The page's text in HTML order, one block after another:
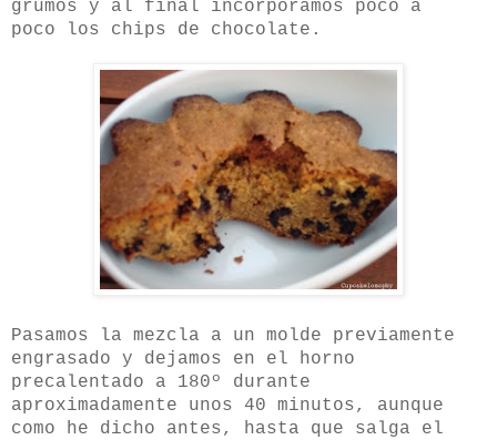
grumos y al final incorporamos poco a
poco los chips de chocolate.
Pasamos la mezcla a un molde previamente
engrasado y dejamos en el horno
precalentado a 180º durante
aproximadamente unos 40 minutos, aunque
como he dicho antes, hasta que salga el